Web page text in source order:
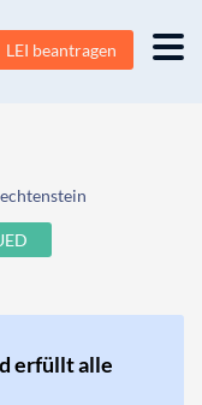
LEI beantragen
erfüllt alle